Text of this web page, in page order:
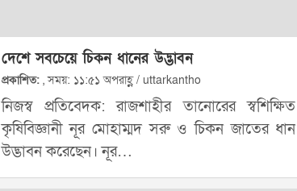
দেশে সবচেয়ে চিকন ধানের উদ্ভাবন
প্রকাশিত:, সময়: ১১:৫১ অপরাহ্ণ / uttarkantho
নিজস্ব প্রতিবেদক: রাজশাহীর তানোরের স্বশিক্ষিত
কৃষিবিজ্ঞানী নূর মোহাম্মদ সরু ও চিকন জাতের ধান
উদ্ভাবন করেছেন। নূর…